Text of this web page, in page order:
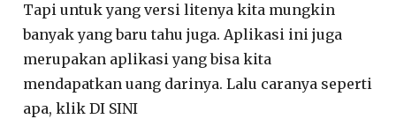
Tapi untuk yang versi litenya kita mungkin
banyak yang baru tahu juga. Aplikasi ini juga
merupakan aplikasi yang bisa kita
mendapatkan uang darinya. Lalu caranya seperti
apa, klik DI SINI